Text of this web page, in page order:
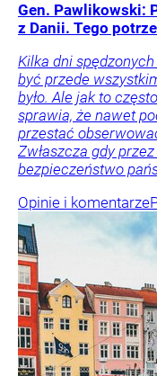
Gen. Pawlikowski:
z Danii. Tego
Kilka dni
być przede
było. Ale jak to
sprawia, że nawet
przestać
Zwłaszcza gdy
bezpieczeństwo
Opinie i komentarze